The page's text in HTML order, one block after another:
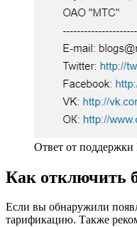
Ответ от
Как отключить
Если вы обнаружили
тарификацию. Также